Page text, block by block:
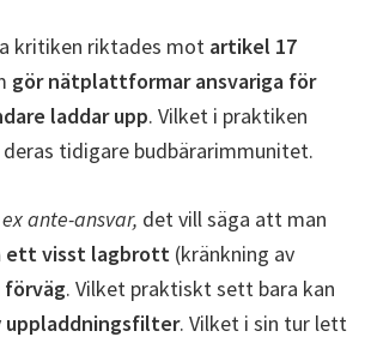
kritiken riktades mot artikel 17
gör nätplattformar ansvariga för
laddar upp. Vilket i praktiken
tidigare budbärarimmunitet.
ex ante-ansvar, det vill säga att man
ett visst lagbrott (kränkning av
förväg. Vilket praktiskt sett bara kan
uppladdningsfilter. Vilket i sin tur lett